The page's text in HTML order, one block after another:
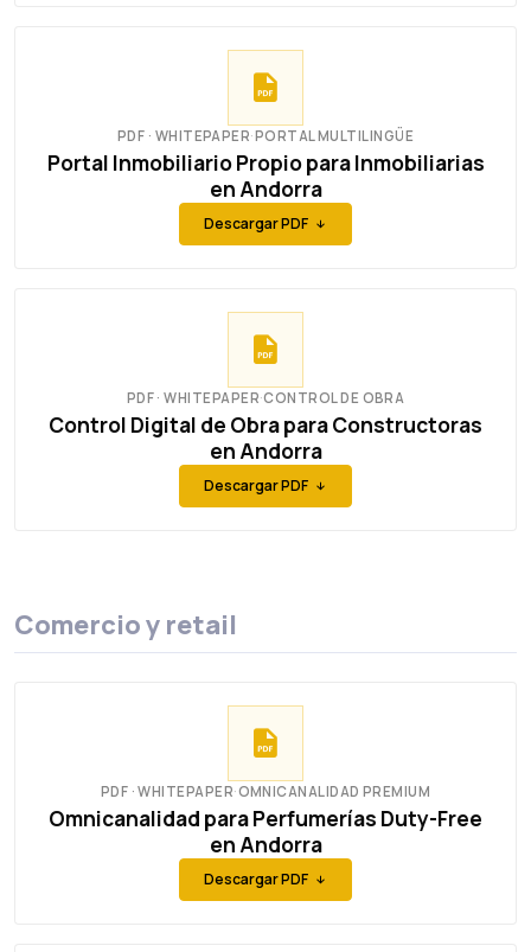
PDF · WHITEPAPER·PORTAL MULTILINGÜE
Portal Inmobiliario Propio para Inmobiliarias
en Andorra
Descargar PDF
PDF · WHITEPAPER·CONTROL DE OBRA
Control Digital de Obra para Constructoras
en Andorra
Descargar PDF
Comercio y retail
PDF · WHITEPAPER·OMNICANALIDAD PREMIUM
Omnicanalidad para Perfumerías Duty-Free
en Andorra
Descargar PDF